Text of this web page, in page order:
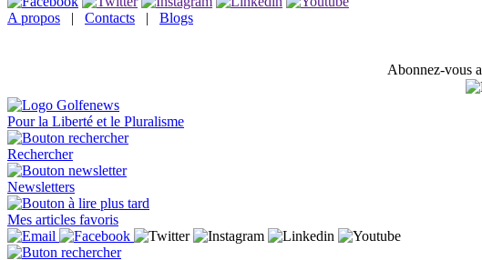
A propos | Contacts | Blogs
Abonnez-vous
Pour la Liberté et le Pluralisme
Rechercher
Newsletters
Mes articles favoris